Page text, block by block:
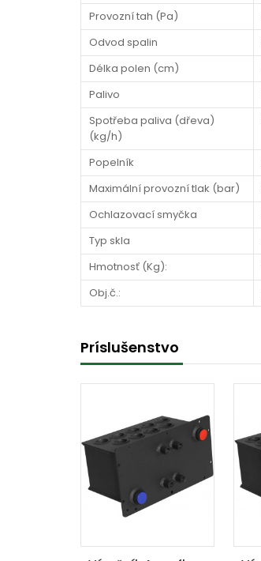
Provozní tah (Pa)
Odvod spalin
Délka polen (cm)
Palivo
Spotřeba paliva (dřeva)
(kg/h)
Popelník
Maximální provozní tlak (bar)
Ochlazovací smyčka
Typ skla
Hmotnosť (Kg):
Obj.č.:
Príslušenstvo